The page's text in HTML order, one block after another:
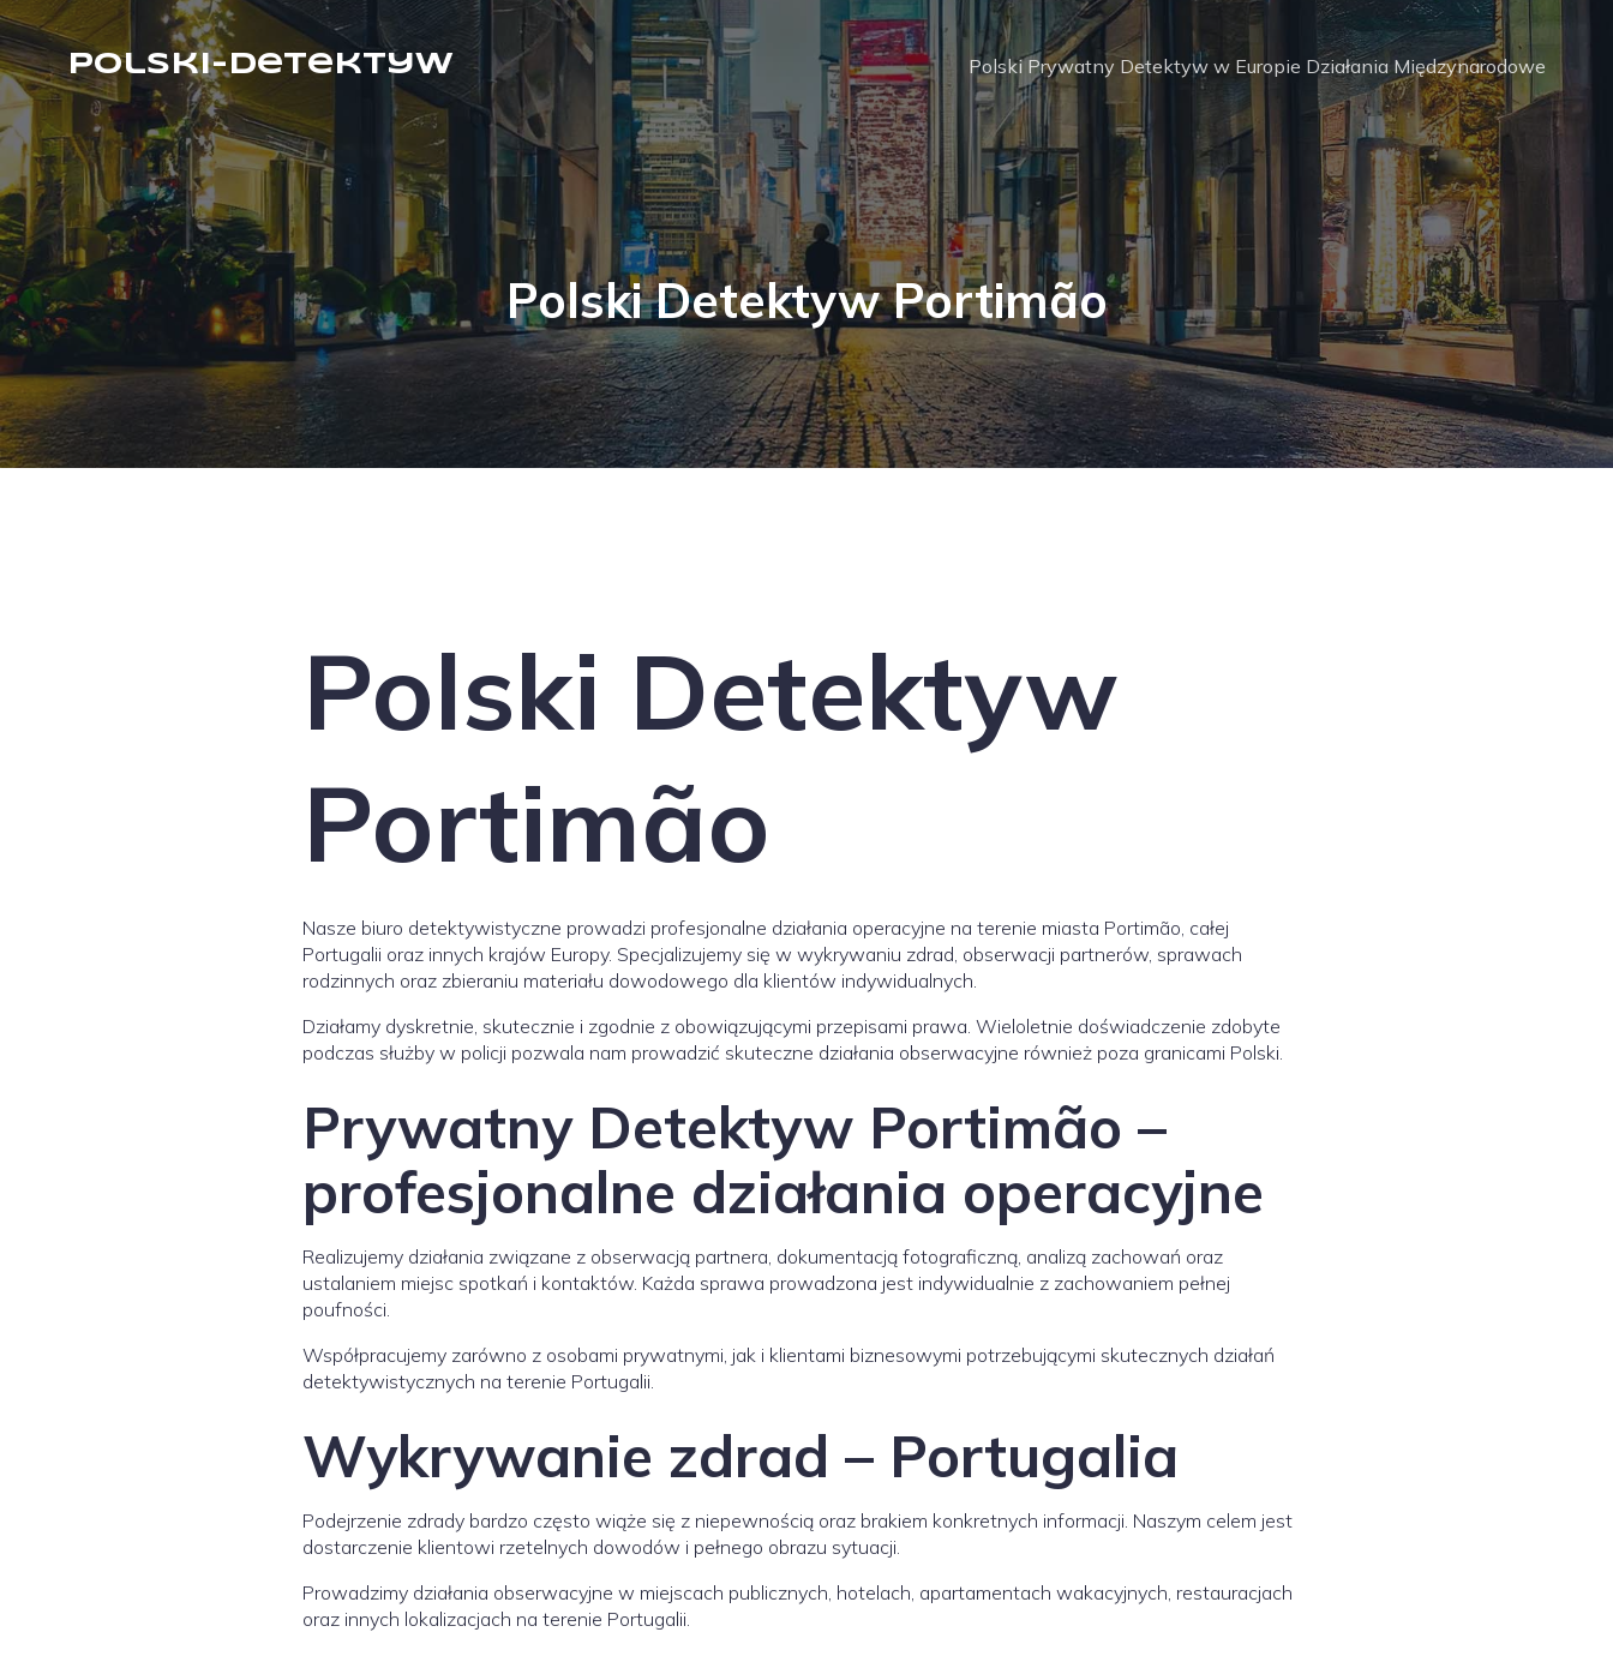
Polski-Detektyw Polski Prywatny Detektyw w Europie Działania Międzynarodowe
Polski Detektyw Portimão
Polski Detektyw
Portimão
Nasze biuro detektywistyczne prowadzi profesjonalne działania operacyjne na terenie miasta Portimão, całej
Portugalii oraz innych krajów Europy. Specjalizujemy się w wykrywaniu zdrad, obserwacji partnerów, sprawach
rodzinnych oraz zbieraniu materiału dowodowego dla klientów indywidualnych.
Działamy dyskretnie, skutecznie i zgodnie z obowiązującymi przepisami prawa. Wieloletnie doświadczenie zdobyte
podczas służby w policji pozwala nam prowadzić skuteczne działania obserwacyjne również poza granicami Polski.
Prywatny Detektyw Portimão –
profesjonalne działania operacyjne
Realizujemy działania związane z obserwacją partnera, dokumentacją fotograficzną, analizą zachowań oraz
ustalaniem miejsc spotkań i kontaktów. Każda sprawa prowadzona jest indywidualnie z zachowaniem pełnej
poufności.
Współpracujemy zarówno z osobami prywatnymi, jak i klientami biznesowymi potrzebującymi skutecznych działań
detektywistycznych na terenie Portugalii.
Wykrywanie zdrad – Portugalia
Podejrzenie zdrady bardzo często wiąże się z niepewnością oraz brakiem konkretnych informacji. Naszym celem jest
dostarczenie klientowi rzetelnych dowodów i pełnego obrazu sytuacji.
Prowadzimy działania obserwacyjne w miejscach publicznych, hotelach, apartamentach wakacyjnych, restauracjach
oraz innych lokalizacjach na terenie Portugalii.